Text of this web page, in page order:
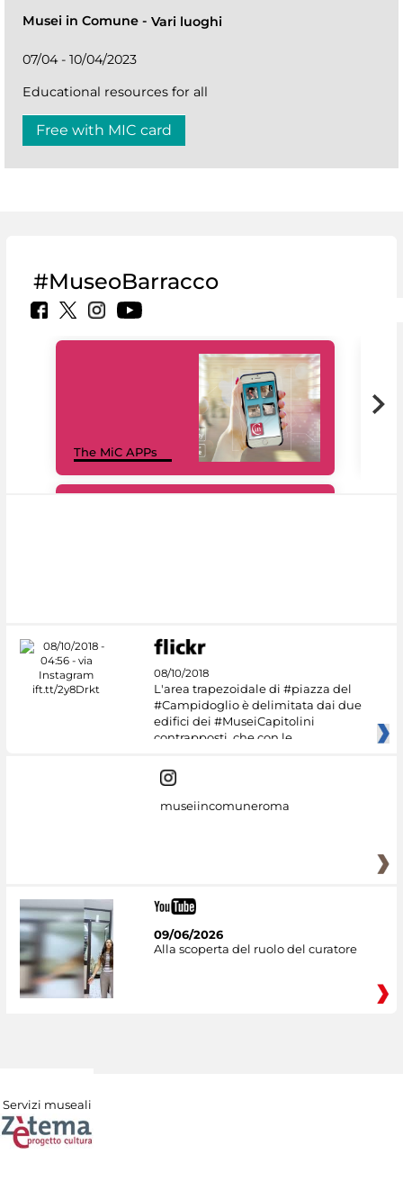
Musei in Comune - Vari luoghi
07/04 - 10/04/2023
Educational resources for all
Free with MIC card
#MuseoBarracco
The MiC APPs
08/10/2018
L'area trapezoidale di #piazza del
#Campidoglio è delimitata dai due
edifici dei #MuseiCapitolini
contrapposti, che con le
museiincomuneroma
09/06/2026
Alla scoperta del ruolo del curatore
Servizi museali